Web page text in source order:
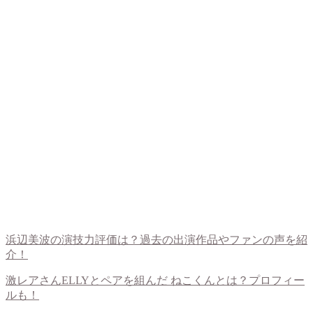
浜辺美波の演技力評価は？過去の出演作品やファンの声を紹
介！
激レアさんELLYとペアを組んだ ねこくんとは？プロフィー
ルも！